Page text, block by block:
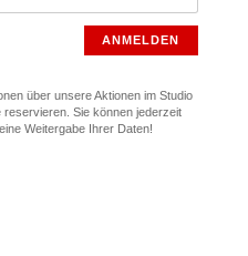
ANMELDEN
über unsere Aktionen im Studio
Sie können jederzeit
Weitergabe Ihrer Daten!